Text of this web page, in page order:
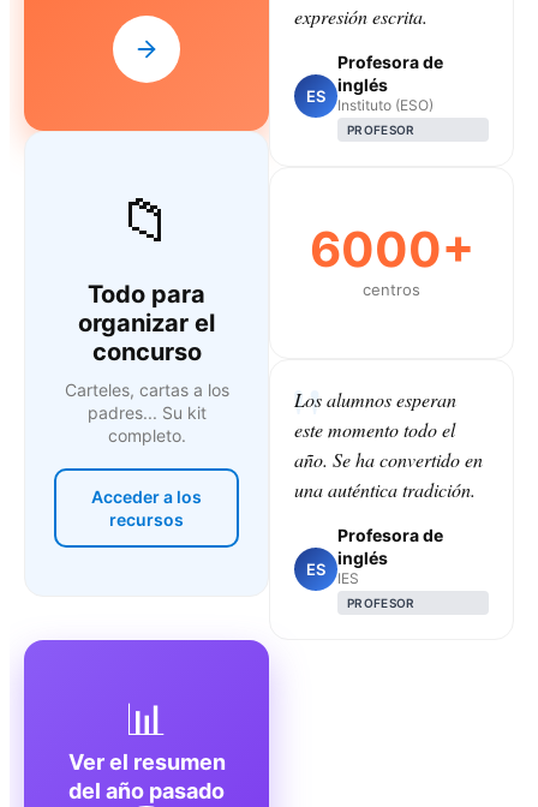
📁
Todo para
organizar el
concurso
Carteles, cartas a los
padres... Su kit
completo.
Acceder a los
recursos
expresión escrita.
ES
Profesora de
inglés
Instituto (ESO)
PROFESOR
6000+
centros
Los alumnos esperan
este momento todo el
año. Se ha convertido en
una auténtica tradición.
ES
Profesora de
inglés
IES
PROFESOR
📊
Ver el resumen
del año pasado